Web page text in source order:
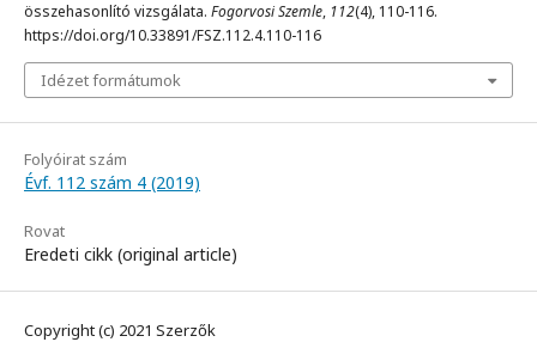
összehasonlító vizsgálata. Fogorvosi Szemle, 112(4), 110-116.
https://doi.org/10.33891/FSZ.112.4.110-116
Idézet formátumok
Folyóirat szám
Évf. 112 szám 4 (2019)
Rovat
Eredeti cikk (original article)
Copyright (c) 2021 Szerzők